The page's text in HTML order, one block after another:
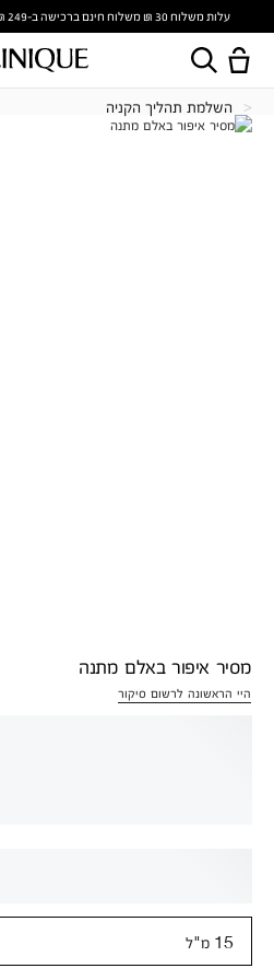
עלות משלוח 30 ₪ משלוח חינם ברכישה ב-249 ₪ ומעלה | עד 14 ימי עסקים
השלמת תהליך הקניה
מסיר איפור באלם מתנה
היי הראשונה לרשום סיקור
15 מ"ל